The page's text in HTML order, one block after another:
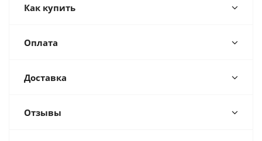
Как купить
Оплата
Доставка
Отзывы